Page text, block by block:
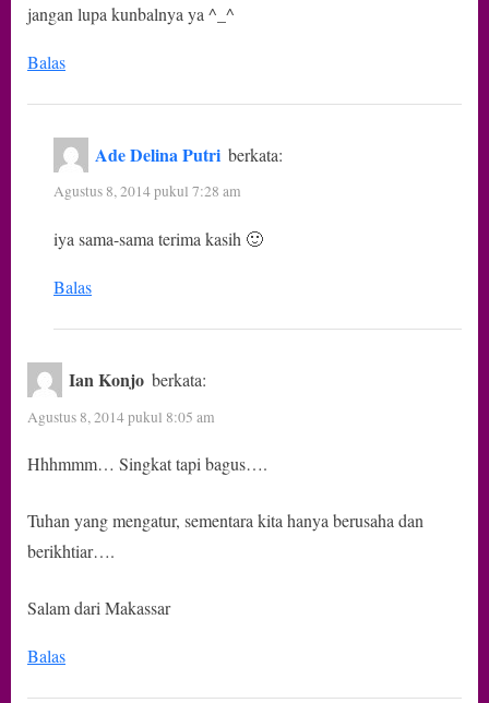
jangan lupa kunbalnya ya ^_^
Balas
Ade Delina Putri berkata:
Agustus 8, 2014 pukul 7:28 am
iya sama-sama terima kasih 🙂
Balas
Ian Konjo berkata:
Agustus 8, 2014 pukul 8:05 am
Hhhmmm… Singkat tapi bagus….
Tuhan yang mengatur, sementara kita hanya berusaha dan
berikhtiar….
Salam dari Makassar
Balas